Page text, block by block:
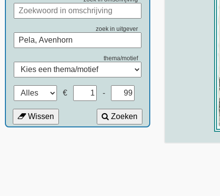
zoek in uitgever
thema/motief
€ -
Wissen Zoeken